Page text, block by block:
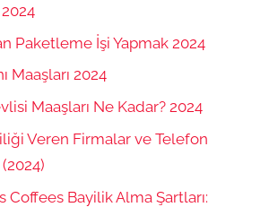
Paketleme İşi Yapmak 2024
Maaşları 2024
Maaşları Ne Kadar? 2024
Veren Firmalar ve Telefon
Coffees Bayilik Alma Şartları: